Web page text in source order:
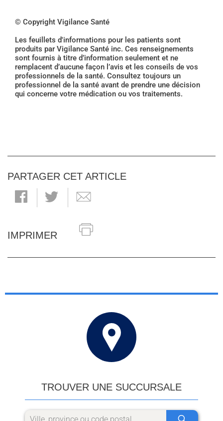
© Copyright Vigilance Santé
Les feuillets d'informations pour les patients sont
produits par Vigilance Santé inc. Ces renseignements
sont fournis à titre d’information seulement et ne
remplacent d’aucune façon l’avis et les conseils de vos
professionnels de la santé. Consultez toujours un
professionnel de la santé avant de prendre une décision
qui concerne votre médication ou vos traitements.
PARTAGER CET ARTICLE
IMPRIMER
TROUVER UNE SUCCURSALE